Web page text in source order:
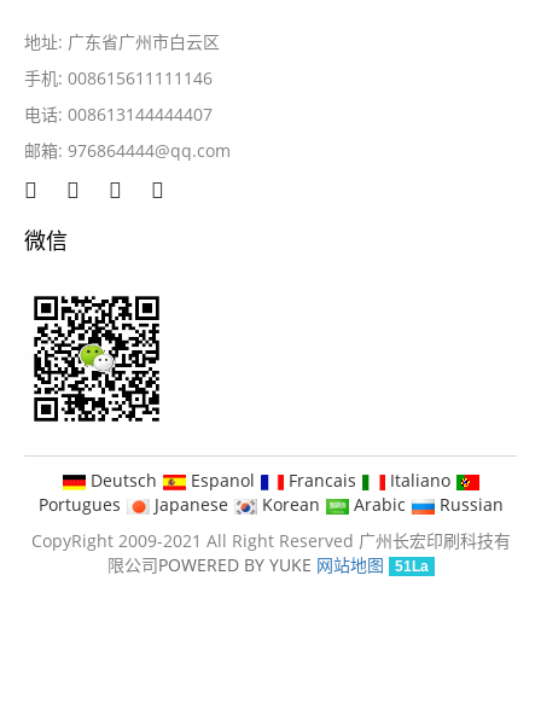
地址: 广东省广州市白云区
手机: 008615611111146
电话: 008613144444407
邮箱: 976864444@qq.com
微信
Deutsch Espanol Francais
Italiano
Portugues
Japanese Korean Arabic
Russian
CopyRight 2009-2021 All Right Reserved 广州长宏印刷科技有
限公司POWERED BY YUKE 网站地图 51La